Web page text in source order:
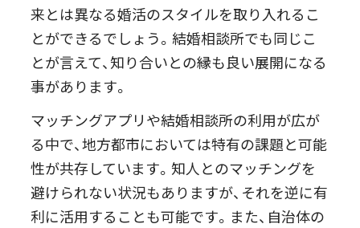
来とは異なる婚活のスタイルを取り入れるこ
とができるでしょう。結婚相談所でも同じこ
とが言えて、知り合いとの縁も良い展開になる
事があります。
マッチングアプリや結婚相談所の利用が広が
る中で、地方都市においては特有の課題と可能
性が共存しています。知人とのマッチングを
避けられない状況もありますが、それを逆に有
利に活用することも可能です。また、自治体の